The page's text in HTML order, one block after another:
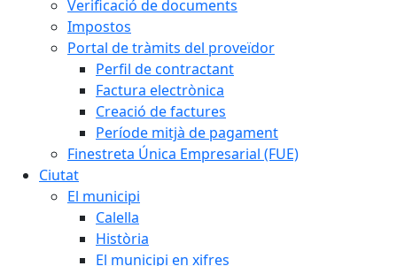
Verificació de documents
Impostos
Portal de tràmits del proveïdor
Perfil de contractant
Factura electrònica
Creació de factures
Període mitjà de pagament
Finestreta Única Empresarial (FUE)
Ciutat
El municipi
Calella
Història
El municipi en xifres